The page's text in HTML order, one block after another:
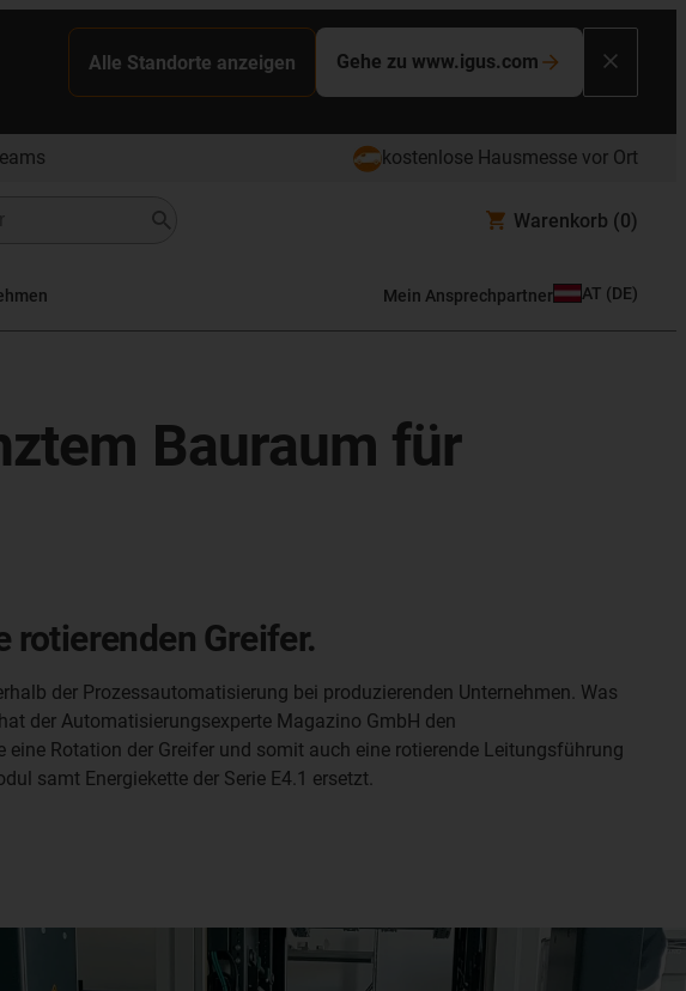
Alle Standorte anzeigen Gehe zu www.igus.com
kostenlose Hausmesse vor Ort
Warenkorb (0)
Mein Ansprechpartner AT (DE)
Bauraum für
rotierenden Greifer.
der Prozessautomatisierung bei produzierenden Unternehmen. Was
der Automatisierungsexperte Magazino GmbH den
Rotation der Greifer und somit auch eine rotierende Leitungsführung
samt Energiekette der Serie E4.1 ersetzt.